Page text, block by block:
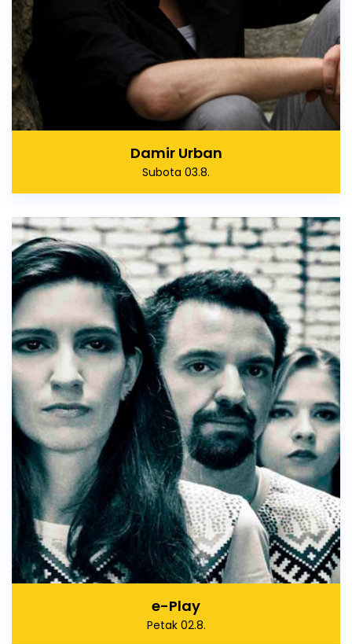
Damir Urban
Subota 03.8.
e-Play
Petak 02.8.